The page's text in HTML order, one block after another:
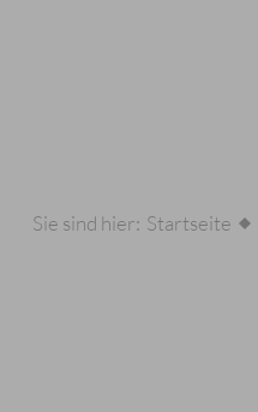
Sie sind hier: Startseite